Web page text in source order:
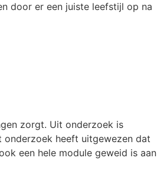
door er een juiste leefstijl op na
zorgt. Uit onderzoek is
heeft uitgewezen dat
een hele module geweid is aan